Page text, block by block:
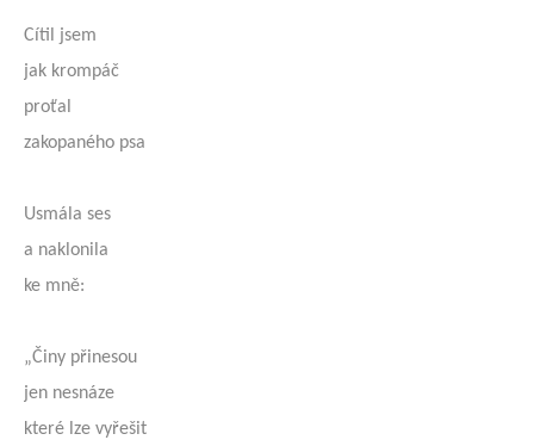
Cítil jsem
jak krompáč
proťal
zakopaného psa
Usmála ses
a naklonila
ke mně:
„Činy přinesou
jen nesnáze
které lze vyřešit